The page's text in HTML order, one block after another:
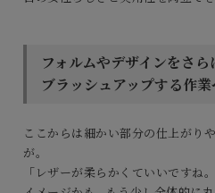
フォルムやデザインをさら
ブラッシュアップする作
ここからは細かい部分の仕上がり
が。
「レザーが柔らかくていいですね